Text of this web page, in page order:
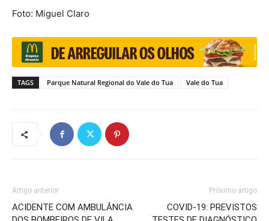
Foto: Miguel Claro
TAGS Parque Natural Regional do Vale do Tua Vale do Tua
Artigo anterior
ACIDENTE COM AMBULÂNCIA
Próximo artigo
COVID-19: PREVISTOS